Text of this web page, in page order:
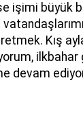
işimi büyük
Kış
devam